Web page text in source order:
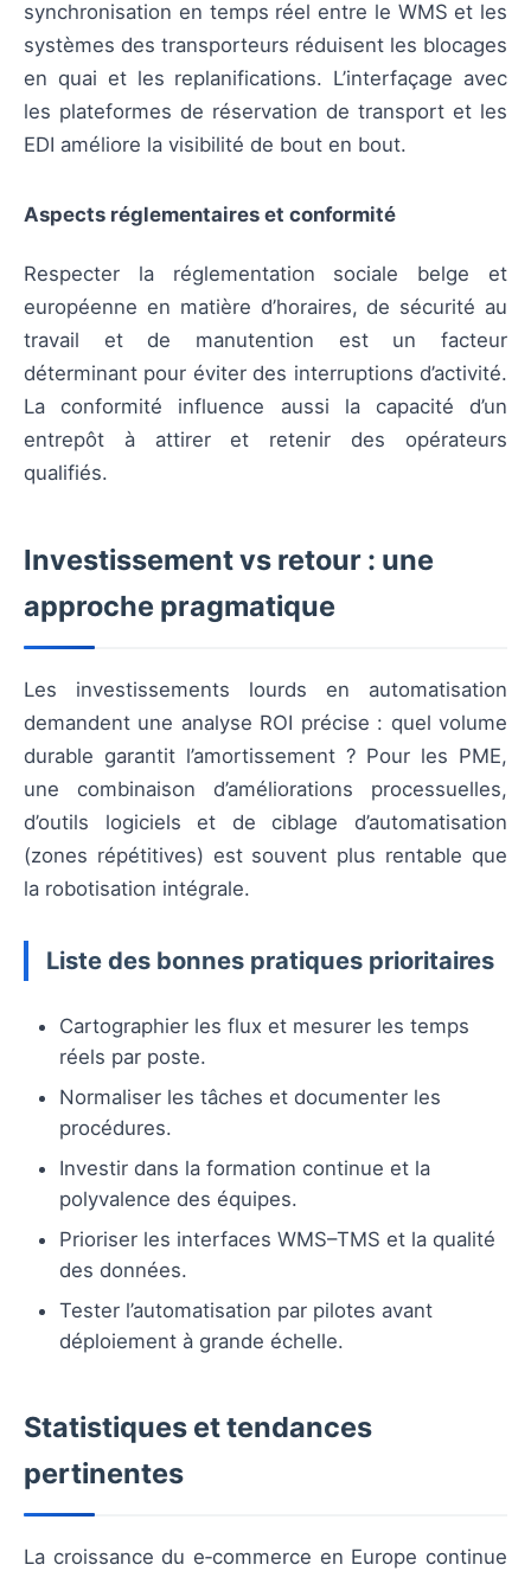
synchronisation en temps réel entre le WMS et les
systèmes des transporteurs réduisent les blocages
en quai et les replanifications. L’interfaçage avec
les plateformes de réservation de transport et les
EDI améliore la visibilité de bout en bout.
Aspects réglementaires et conformité
Respecter la réglementation sociale belge et
européenne en matière d’horaires, de sécurité au
travail et de manutention est un facteur
déterminant pour éviter des interruptions d’activité.
La conformité influence aussi la capacité d’un
entrepôt à attirer et retenir des opérateurs
qualifiés.
Investissement vs retour : une
approche pragmatique
Les investissements lourds en automatisation
demandent une analyse ROI précise : quel volume
durable garantit l’amortissement ? Pour les PME,
une combinaison d’améliorations processuelles,
d’outils logiciels et de ciblage d’automatisation
(zones répétitives) est souvent plus rentable que
la robotisation intégrale.
Liste des bonnes pratiques prioritaires
Cartographier les flux et mesurer les temps
réels par poste.
Normaliser les tâches et documenter les
procédures.
Investir dans la formation continue et la
polyvalence des équipes.
Prioriser les interfaces WMS–TMS et la qualité
des données.
Tester l’automatisation par pilotes avant
déploiement à grande échelle.
Statistiques et tendances
pertinentes
La croissance du e‑commerce en Europe continue